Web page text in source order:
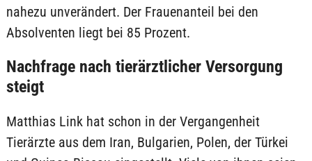
nahezu unverändert. Der Frauenanteil bei den
Absolventen liegt bei 85 Prozent.
Nachfrage nach tierärztlicher Versorgung
steigt
Matthias Link hat schon in der Vergangenheit
Tierärzte aus dem Iran, Bulgarien, Polen, der Türkei